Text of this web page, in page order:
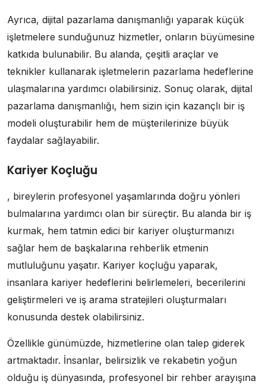
Ayrıca, dijital pazarlama danışmanlığı yaparak küçük
işletmelere sunduğunuz hizmetler, onların büyümesine
katkıda bulunabilir. Bu alanda, çeşitli araçlar ve
teknikler kullanarak işletmelerin pazarlama hedeflerine
ulaşmalarına yardımcı olabilirsiniz. Sonuç olarak, dijital
pazarlama danışmanlığı, hem sizin için kazançlı bir iş
modeli oluşturabilir hem de müşterilerinize büyük
faydalar sağlayabilir.
Kariyer Koçluğu
, bireylerin profesyonel yaşamlarında doğru yönleri
bulmalarına yardımcı olan bir süreçtir. Bu alanda bir iş
kurmak, hem tatmin edici bir kariyer oluşturmanızı
sağlar hem de başkalarına rehberlik etmenin
mutluluğunu yaşatır. Kariyer koçluğu yaparak,
insanlara kariyer hedeflerini belirlemeleri, becerilerini
geliştirmeleri ve iş arama stratejileri oluşturmaları
konusunda destek olabilirsiniz.
Özellikle günümüzde, hizmetlerine olan talep giderek
artmaktadır. İnsanlar, belirsizlik ve rekabetin yoğun
olduğu iş dünyasında, profesyonel bir rehber arayışına